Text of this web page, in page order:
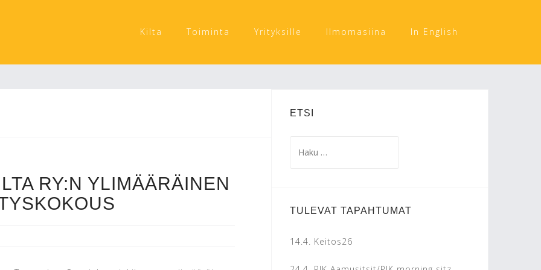
Kilta Toiminta Yrityksille Ilmomasiina In English
RY:N YLIMÄÄRÄINEN
ETSI
TULEVAT TAPAHTUMAT
14.4. Keitos26